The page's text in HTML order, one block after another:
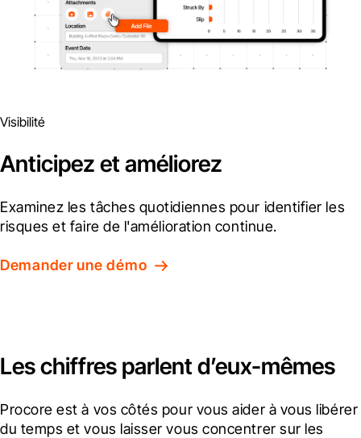
Visibilité
Anticipez et améliorez
Examinez les tâches quotidiennes pour identifier les
risques et faire de l'amélioration continue.
Demander une démo
Les chiffres parlent d’eux-mêmes
Procore est à vos côtés pour vous aider à vous libérer
du temps et vous laisser vous concentrer sur les